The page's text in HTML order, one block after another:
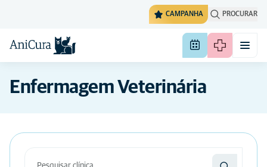
CAMPANHA PROCURAR
Enfermagem Veterinária